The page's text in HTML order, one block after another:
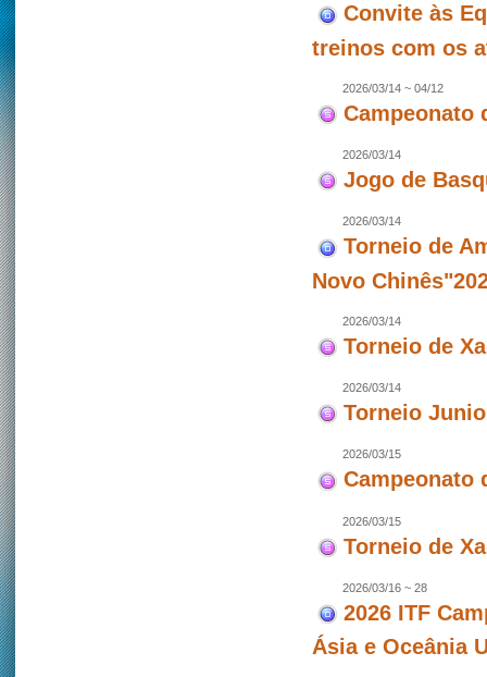
Convite às
treinos com os
2026/03/14 ~ 04/12
Campeonato
2026/03/14
Jogo de
2026/03/14
Torneio de
Novo
2026/03/14
Torneio de
2026/03/14
Torneio
2026/03/15
Campeonato
2026/03/15
Torneio de
2026/03/16 ~ 28
2026 ITF
Ásia e Oceânia